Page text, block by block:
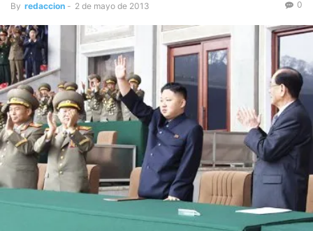
By redaccion - 2 de mayo de 2013 0